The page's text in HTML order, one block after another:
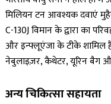
मिलियन टन आवश्यक दवाएं
C-130J विमान के द्वारा का
और इन्फ्लूएंजा के टीके शामिल
नेबुलाइज़र, कैथेटर, यूरिन बैग
अन्य चिकित्सा सहायता